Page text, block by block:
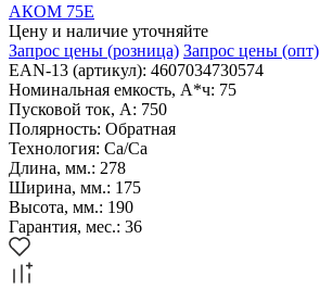
АКОМ 75Е
Цену и наличие уточняйте
Запрос цены (розница) Запрос цены (опт)
EAN-13 (артикул): 4607034730574
Номинальная емкость, А*ч: 75
Пусковой ток, А: 750
Полярность: Обратная
Технология: Са/Са
Длина, мм.: 278
Ширина, мм.: 175
Высота, мм.: 190
Гарантия, мес.: 36